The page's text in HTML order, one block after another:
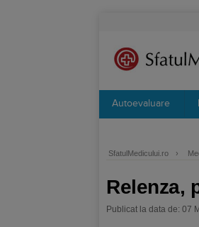
Autoevaluare
SfatulMedicului.ro ›
Relenza,
Publicat la data de: 07